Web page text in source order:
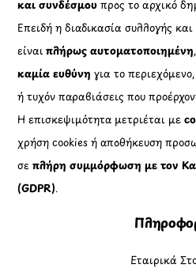
και συνδέσμου προς το αρχικό
Επειδή η διαδικασία συλλογής
είναιπλήρως αυτοματοποιημένη
καμία ευθύνη για το
ή τυχόν παραβιάσεις που
Η επισκεψιμότητα μετριέται με
χρήση cookies ή αποθήκευση
σεπλήρη συμμόρφωση με τον
(GDPR).
Εταιρικά